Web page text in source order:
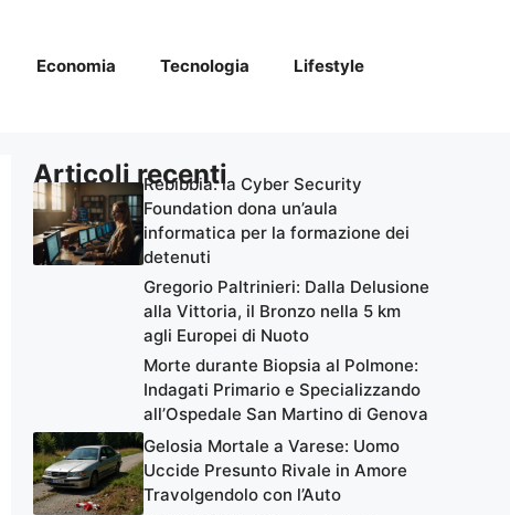
Economia Tecnologia Lifestyle
Articoli recentiRebibbia: la Cyber Security
Foundation dona un’aula
informatica per la formazione dei
detenuti
Gregorio Paltrinieri: Dalla Delusione
alla Vittoria, il Bronzo nella 5 km
agli Europei di Nuoto
Morte durante Biopsia al Polmone:
Indagati Primario e Specializzando
all’Ospedale San Martino di Genova
Gelosia Mortale a Varese: Uomo
Uccide Presunto Rivale in Amore
Travolgendolo con l’Auto